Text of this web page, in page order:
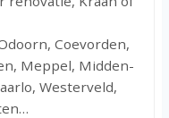
Coevorden,
Meppel, Midden-
Westerveld,